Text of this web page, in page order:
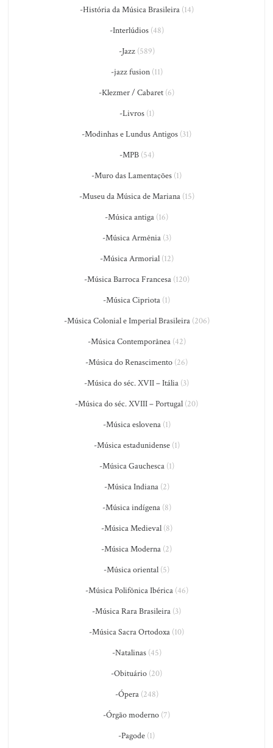
-História da Música Brasileira(14)
-Interlúdios(48)
-Jazz(589)
-jazz fusion(11)
-Klezmer / Cabaret (6)
-Livros(1)
-Modinhas e Lundus Antigos (31)
-MPB(54)
-Muro das Lamentações (1)
-Museu da Música de Mariana(15)
-Música antiga (16)
-Música Armênia(3)
-Música Armorial(12)
-Música Barroca Francesa(120)
-Música Cipriota (1)
-Música Colonial e Imperial Brasileira(206)
-Música Contemporânea(42)
-Música do Renascimento (26)
-Música do séc. XVII – Itália (3)
-Música do séc. XVIII – Portugal (20)
-Música eslovena(1)
-Música estadunidense(1)
-Música Gauchesca(1)
-Música Indiana(2)
-Música indígena(8)
-Música Medieval(8)
-Música Moderna (2)
-Música oriental (5)
-Música Polifônica Ibérica(46)
-Música Rara Brasileira (3)
-Música Sacra Ortodoxa (10)
-Natalinas(45)
-Obituário (20)
-Ópera(248)
-Órgão moderno (7)
-Pagode (1)